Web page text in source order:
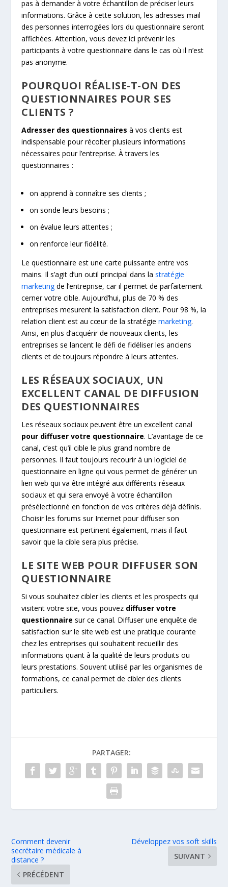
pas à demander à votre échantillon de préciser leurs
informations. Grâce à cette solution, les adresses mail
des personnes interrogées lors du questionnaire seront
affichées. Attention, vous devez ici prévenir les
participants à votre questionnaire dans le cas où il n’est
pas anonyme.
POURQUOI RÉALISE-T-ON DES
QUESTIONNAIRES POUR SES
CLIENTS ?
Adresser des questionnaires à vos clients est
indispensable pour récolter plusieurs informations
nécessaires pour l’entreprise. À travers les
questionnaires :
on apprend à connaître ses clients ;
on sonde leurs besoins ;
on évalue leurs attentes ;
on renforce leur fidélité.
Le questionnaire est une carte puissante entre vos
mains. Il s’agit d’un outil principal dans lastratégie
marketingde l’entreprise, car il permet de parfaitement
cerner votre cible. Aujourd’hui, plus de 70 % des
entreprises mesurent la satisfaction client. Pour 98 %, la
relation client est au cœur de la stratégiemarketing.
Ainsi, en plus d’acquérir de nouveaux clients, les
entreprises se lancent le défi de fidéliser les anciens
clients et de toujours répondre à leurs attentes.
LES RÉSEAUX SOCIAUX, UN
EXCELLENT CANAL DE DIFFUSION
DES QUESTIONNAIRES
Les réseaux sociaux peuvent être un excellent canal
pour diffuser votre questionnaire. L’avantage de ce
canal, c’est qu’il cible le plus grand nombre de
personnes. Il faut toujours recourir à un logiciel de
questionnaire en ligne qui vous permet de générer un
lien web qui va être intégré aux différents réseaux
sociaux et qui sera envoyé à votre échantillon
présélectionné en fonction de vos critères déjà définis.
Choisir les forums sur Internet pour diffuser son
questionnaire est pertinent également, mais il faut
savoir que la cible sera plus précise.
LE SITE WEB POUR DIFFUSER SON
QUESTIONNAIRE
Si vous souhaitez cibler les clients et les prospects qui
visitent votre site, vous pouvez diffuser votre
questionnairesur ce canal. Diffuser une enquête de
satisfaction sur le site web est une pratique courante
chez les entreprises qui souhaitent recueillir des
informations quant à la qualité de leurs produits ou
leurs prestations. Souvent utilisé par les organismes de
formations, ce canal permet de cibler des clients
particuliers.
PARTAGER:
Comment devenir
secrétaire médicale à
distance ?
PRÉCÉDENT
Développez vos soft skills
SUIVANT